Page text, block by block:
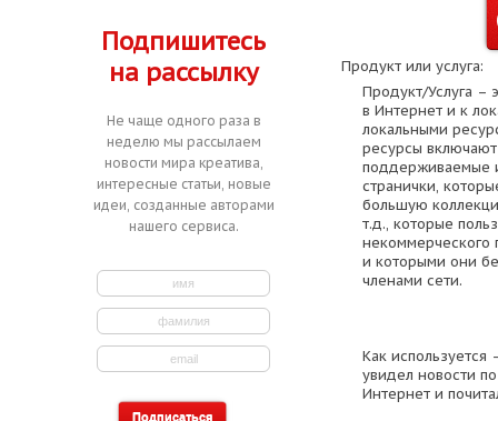
Подпишитесь
на рассылку
Не чаще одного раза в
неделю мы рассылаем
новости мира креатива,
интересные статьи, новые
идеи, созданные авторами
нашего сервиса.
Продукт или услуга:
Продукт/Услуга –
в Интернет и к
локальными
ресурсы
поддерживаемые
странички,
большую
т.д., которые
некоммерческого
и которыми они
членами сети.
Как
увидел новости
Интернет и